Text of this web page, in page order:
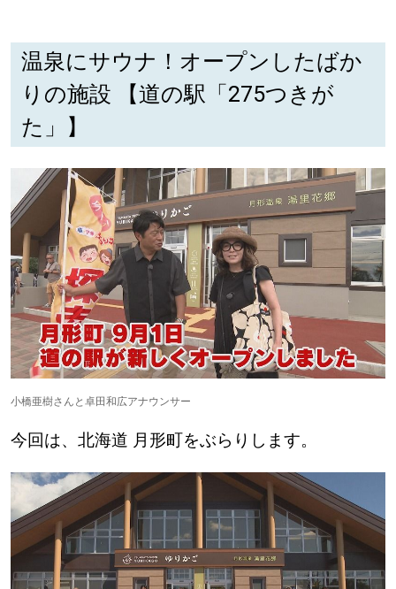
北海道で暮らす、あなたとつくる、
KEYWORD キーワード
Sitakke編集部あい
【いろんな価値観や生き方に触れたい】
Sitakke編集部 IKU 【まったり楽しみたい】
【暮らしの知恵を身につけたい】 札幌市
【札幌のお気に入りを見つけたい】
【道央のお気に入りを見つけたい】
【道北のお気に入りを見つけたい】
【道東のお気に入りを見つけたい】
温泉にサウナ！オープンしたばか
りの施設 【道の駅「275つきが
た」】
小橋亜樹さんと卓田和広アナウンサー
今回は、北海道 月形町をぶらりします。